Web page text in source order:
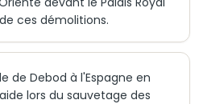
ces démolitions.
de Debod à l'Espagne en
lors du sauvetage des